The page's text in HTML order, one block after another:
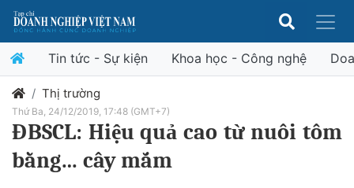
Tin tức - Sự kiện Khoa học - Công nghệ
Thị trường
Thứ Ba, 24/12/2019, 17:48 (GMT+7)
ĐBSCL: Hiệu quả cao từ nuôi tôm
bằng… cây mắm